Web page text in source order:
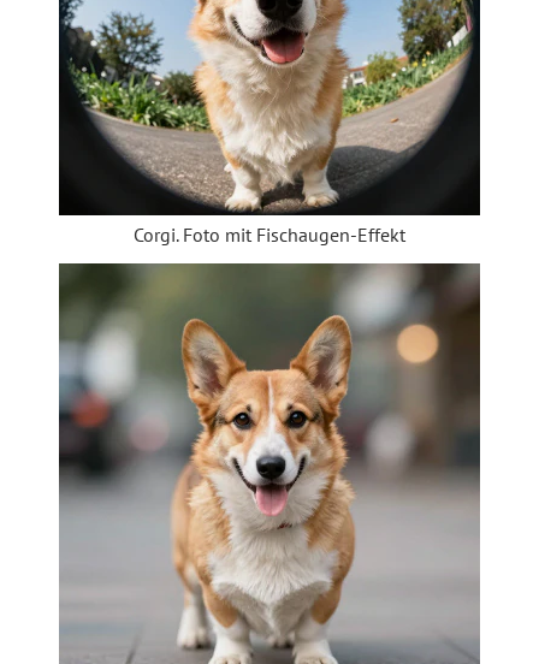
Corgi. Foto mit Fischaugen-Effekt